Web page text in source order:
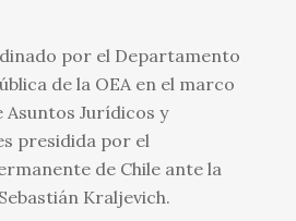
por el Departamento
de la OEA en el marco
Asuntos Jurídicos y
presidida por el
de Chile ante la
Kraljevich.